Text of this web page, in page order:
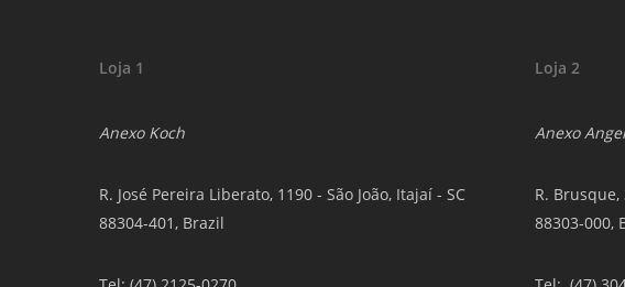
Loja 1
Anexo Koch
R. José Pereira Liberato, 1190 - São João, Itajaí - SC
88304-401, Brazil
Loja 2
Anexo
R. Brusque,
88303-000,